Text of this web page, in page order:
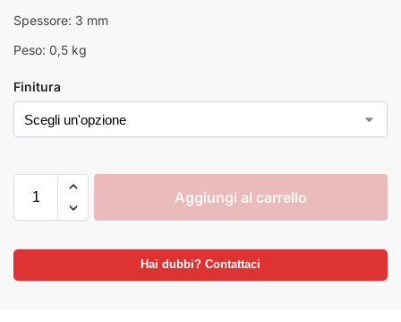
Spessore: 3 mm
Peso: 0,5 kg
Finitura
Aggiungi al carrello
Hai dubbi? Contattaci